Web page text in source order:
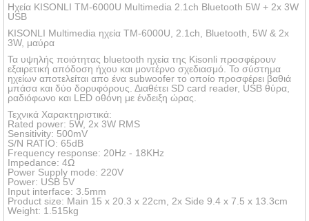
Ηχεία KISONLI ΤM-6000U Multimedia 2.1ch Bluetooth 5W + 2x 3W
USB
KISONLI Multimedia ηχεία ΤM-6000U, 2.1ch, Bluetooth, 5W & 2x
3W, μαύρα
Τα υψηλής ποιότητας bluetooth ηχεία της Kisonli προσφέρουν
εξαιρετική απόδοση ήχου και μοντέρνο σχεδιασμό. Το σύστημα
ηχείων αποτελείται απο ένα subwoofer το οποίο προσφέρει βαθιά
μπάσα και δύο δορυφόρους. Διαθέτει SD card reader, USB θύρα,
ραδιόφωνο και LED οθόνη με ένδειξη ώρας.
Τεχνικά Χαρακτηριστικά:
Rated power: 5W, 2x 3W RMS
Sensitivity: 500mV
S/N RATIO: 65dB
Frequency response: 20Hz - 18KHz
Impedance: 4Ω
Power Supply mode: 220V
Power: USB 5V
Input interface: 3.5mm
Product size: Main 15 x 20.3 x 22cm, 2x Side 9.4 x 7.5 x 13.3cm
Weight: 1.515kg